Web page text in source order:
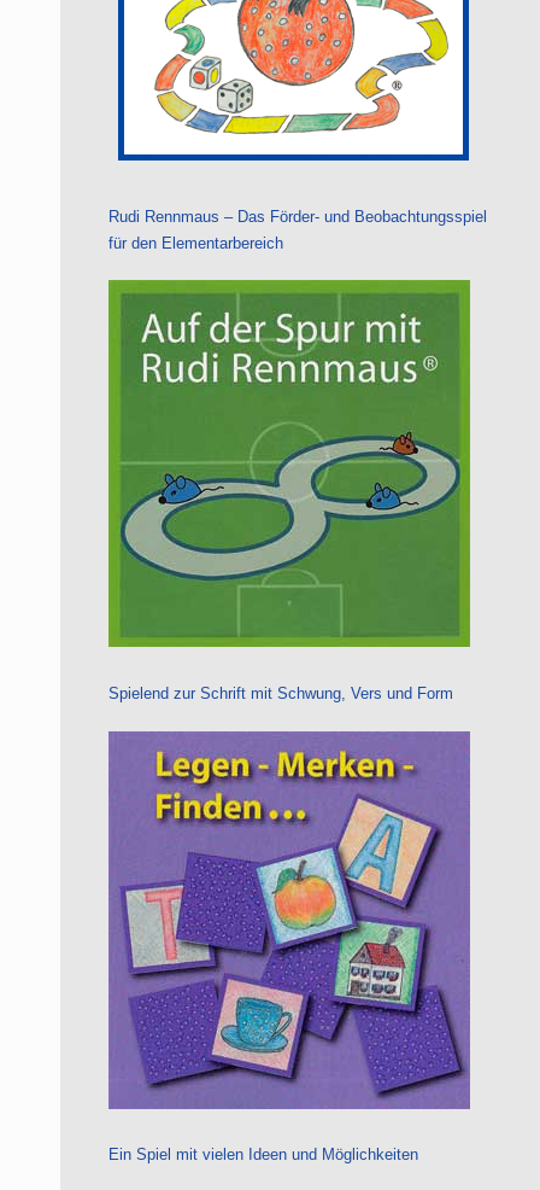
Rudi Rennmaus – Das Förder- und Beobachtungs­spiel
für den Elementar­bereich
Spielend zur Schrift mit Schwung, Vers und Form
Ein Spiel mit vielen Ideen und Möglichkeiten